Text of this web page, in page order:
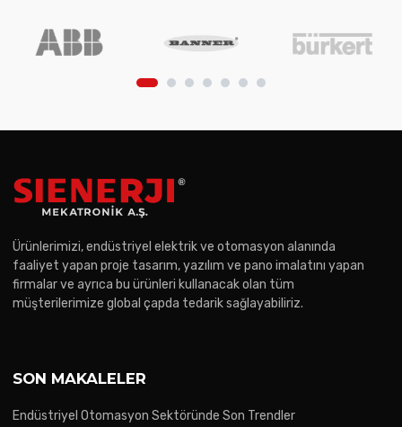
Ürünlerimizi, endüstriyel elektrik ve otomasyon alanında
faaliyet yapan proje tasarım, yazılım ve pano imalatını yapan
firmalar ve ayrıca bu ürünleri kullanacak olan tüm
müşterilerimize global çapda tedarik sağlayabiliriz.
SON MAKALELER
Endüstriyel Otomasyon Sektöründe Son Trendler